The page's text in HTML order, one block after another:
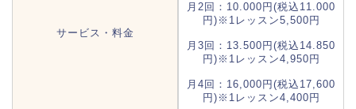
サービス・料金
月2回：10.000円(税込11.000
円)※1レッスン5,500円
月3回：13.500円(税込14.850
円)※1レッスン4,950円
月4回：16,000円(税込17,600
円)※1レッスン4,400円